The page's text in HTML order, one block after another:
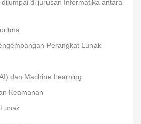
di jurusan Informatika antara
Perangkat Lunak
dan Machine Learning
Keamanan